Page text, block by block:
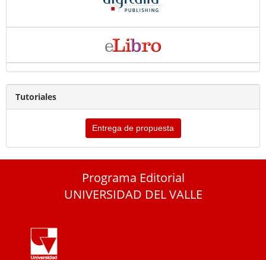
Tutoriales
Entrega de propuesta
Programa Editorial
UNIVERSIDAD DEL VALLE